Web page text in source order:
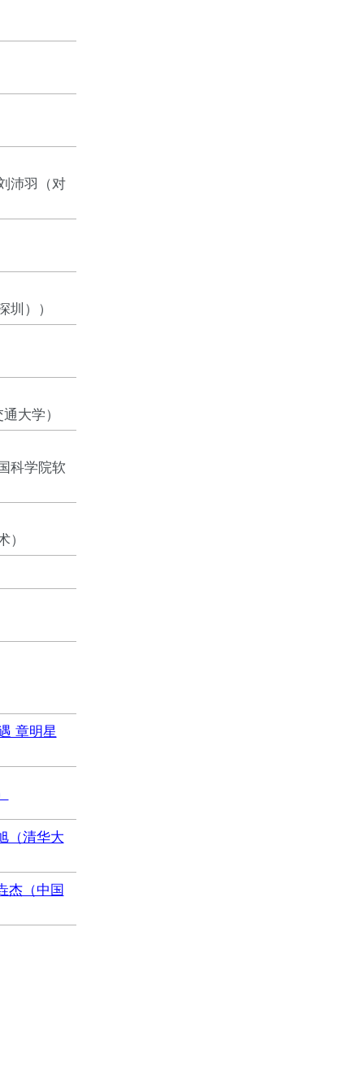
沛羽（对
））
大学）
科学院软
章明星
（清华大
杰（中国